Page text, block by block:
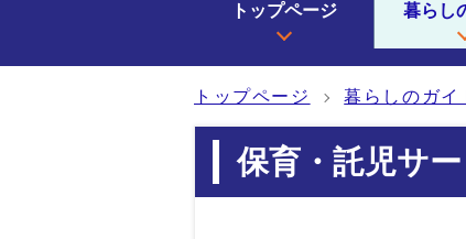
トップページ 暮らし
トップページ 暮らしのガイ
保育・託児サ